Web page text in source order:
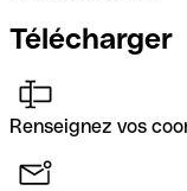
Télécharger
Renseignez vos